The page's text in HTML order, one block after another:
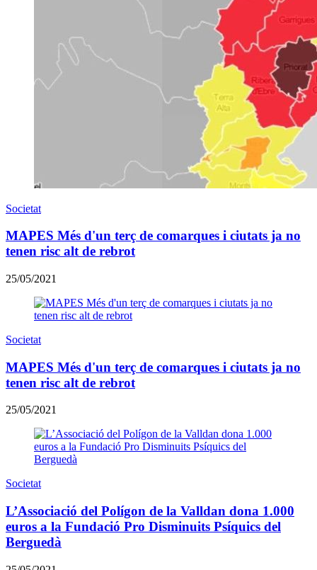
Societat
MAPES Més d'un terç de comarques i ciutats ja no
tenen risc alt de rebrot
25/05/2021
Societat
MAPES Més d'un terç de comarques i ciutats ja no
tenen risc alt de rebrot
25/05/2021
Societat
L’Associació del Polígon de la Valldan dona 1.000
euros a la Fundació Pro Disminuits Psíquics del
Berguedà